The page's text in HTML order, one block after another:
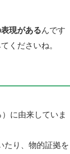
現があるんです
くださいね。
に由来していま
たり、物的証拠を